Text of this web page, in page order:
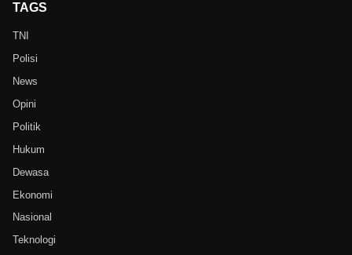
TAGS
TNI
Polisi
News
Opini
Politik
Hukum
Dewasa
Ekonomi
Nasional
Teknologi